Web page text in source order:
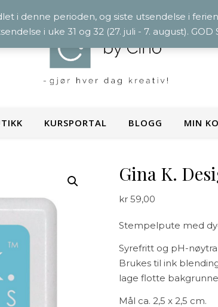
KURSPORTAL BLOGG MIN
Gina K.
kr59,00
Stempelpute med
Syrefritt og pH-
Brukes til ink
lage flotte
Mål ca. 2,5 x 2,5 cm.
i denne perioden, og siste utsendelse i
i uke 31 og 32 (27. juli - 7. august). GOD